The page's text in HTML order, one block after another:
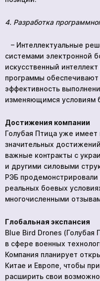
4. Разработка
– Интеллектуальные
системами электронной
искусственный
программы
эффективность
изменяющимся условиям
Достижения компании
Голубая Птица уже имеет
значительных
важные контракты с
и другими силовыми
РЭБ
реальных боевых
многочисленными
Глобальная экспансия
Blue Bird Drones (Голубая
в сфере военных
Компания планирует
Китае и Европе, чтобы
расширить свои